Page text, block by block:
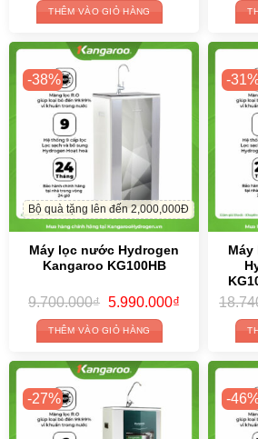
was:
9.650.000₫.
4.700.000₫.
THÊM VÀO GIỎ HÀNG
-38%
Bộ quà tặng lên đến 2,000,000Đ
Máy lọc nước Hydrogen
Kangaroo KG100HB
9.700.000₫ Original
was:
9.700.000₫.
5.990.000₫Current
5.990.000₫.
THÊM VÀO GIỎ HÀNG
-
-27% -